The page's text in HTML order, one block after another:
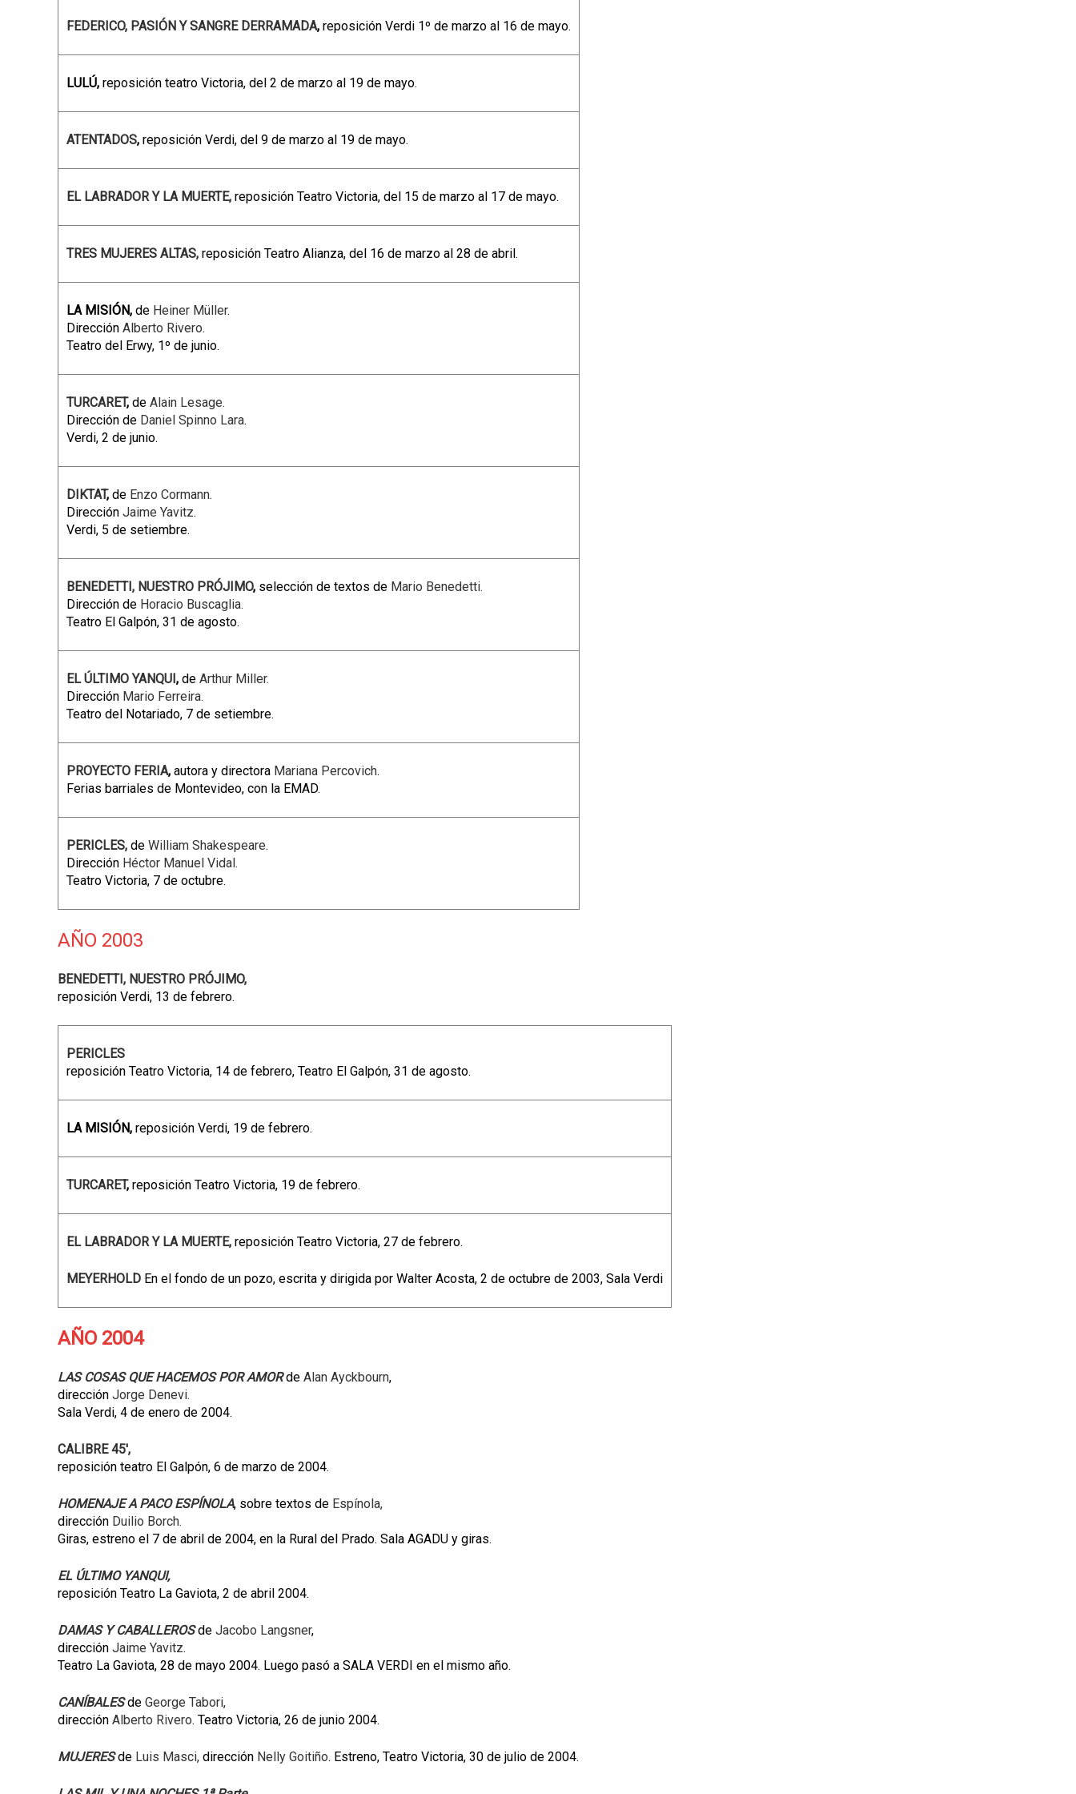
FEDERICO, PASIÓN Y SANGRE DERRAMADA, reposición Verdi 1º de marzo al 16 de mayo.
LULÚ, reposición teatro Victoria, del 2 de marzo al 19 de mayo.
ATENTADOS, reposición Verdi, del 9 de marzo al 19 de mayo.
EL LABRADOR Y LA MUERTE, reposición Teatro Victoria, del 15 de marzo al 17 de mayo.
TRES MUJERES ALTAS, reposición Teatro Alianza, del 16 de marzo al 28 de abril.
LA MISIÓN, de Heiner Müller.
Dirección Alberto Rivero.
Teatro del Erwy, 1º de junio.
TURCARET, de Alain Lesage.
Dirección de Daniel Spinno Lara.
Verdi, 2 de junio.
DIKTAT, de Enzo Cormann.
Dirección Jaime Yavitz.
Verdi, 5 de setiembre.
BENEDETTI, NUESTRO PRÓJIMO, selección de textos de Mario Benedetti.
Dirección de Horacio Buscaglia.
Teatro El Galpón, 31 de agosto.
EL ÚLTIMO YANQUI, de Arthur Miller.
Dirección Mario Ferreira.
Teatro del Notariado, 7 de setiembre.
PROYECTO FERIA, autora y directora Mariana Percovich.
Ferias barriales de Montevideo, con la EMAD.
PERICLES, de William Shakespeare.
Dirección Héctor Manuel Vidal.
Teatro Victoria, 7 de octubre.
AÑO 2003
BENEDETTI, NUESTRO PRÓJIMO,
reposición Verdi, 13 de febrero.
PERICLES
reposición Teatro Victoria, 14 de febrero, Teatro El Galpón, 31 de agosto.
LA MISIÓN, reposición Verdi, 19 de febrero.
TURCARET, reposición Teatro Victoria, 19 de febrero.
EL LABRADOR Y LA MUERTE, reposición Teatro Victoria, 27 de febrero.
MEYERHOLD En el fondo de un pozo, escrita y dirigida por Walter Acosta, 2 de octubre de 2003, Sala Verdi
AÑO 2004
LAS COSAS QUE HACEMOS POR AMOR de Alan Ayckbourn,
dirección Jorge Denevi.
Sala Verdi, 4 de enero de 2004.
CALIBRE 45',
reposición teatro El Galpón, 6 de marzo de 2004.
HOMENAJE A PACO ESPÍNOLA, sobre textos de Espínola,
dirección Duilio Borch.
Giras, estreno el 7 de abril de 2004, en la Rural del Prado. Sala AGADU y giras.
EL ÚLTIMO YANQUI,
reposición Teatro La Gaviota, 2 de abril 2004.
DAMAS Y CABALLEROSde Jacobo Langsner,
dirección Jaime Yavitz.
Teatro La Gaviota, 28 de mayo 2004. Luego pasó a SALA VERDI en el mismo año.
CANÍBALESde George Tabori,
dirección Alberto Rivero. Teatro Victoria, 26 de junio 2004.
MUJERESde Luis Masci, dirección Nelly Goitiño. Estreno, Teatro Victoria, 30 de julio de 2004.